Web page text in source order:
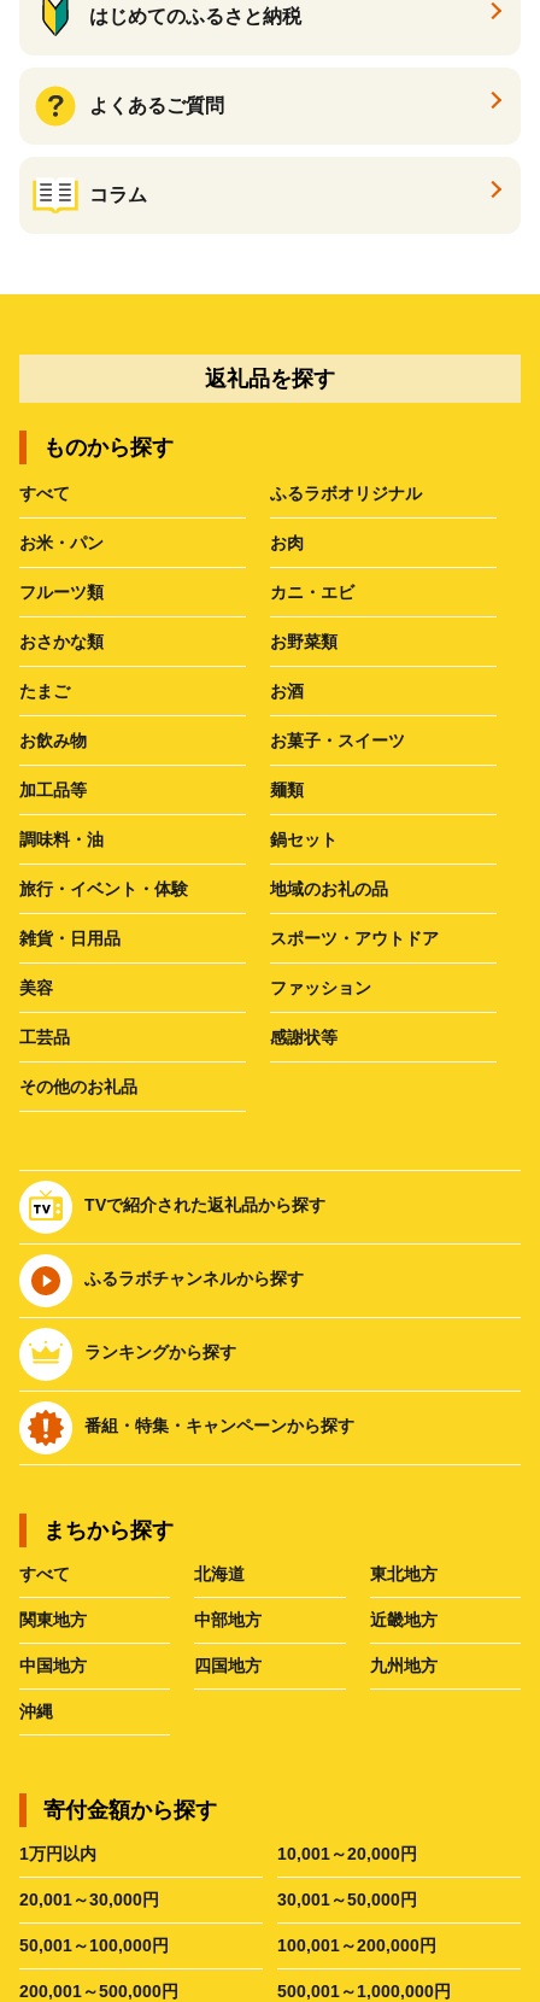
はじめてのふるさと納税
よくあるご質問
コラム
返礼品を探す
ものから探す
すべて ふるラボオリジナル
お米・パン お肉
フルーツ類 カニ・エビ
おさかな類 お野菜類
たまご お酒
お飲み物 お菓子・スイーツ
加工品等 麺類
調味料・油 鍋セット
旅行・イベント・体験 地域のお礼の品
雑貨・日用品 スポーツ・アウトドア
美容 ファッション
工芸品 感謝状等
その他のお礼品
TVで紹介された返礼品から探す
ふるラボチャンネルから探す
ランキングから探す
番組・特集・キャンペーンから探す
まちから探す
すべて 北海道 東北地方
関東地方 中部地方 近畿地方
中国地方 四国地方 九州地方
沖縄
寄付金額から探す
1万円以内 10,001～20,000円
20,001～30,000円 30,001～50,000円
50,001～100,000円 100,001～200,000円
200,001～500,000円 500,001～1,000,000円